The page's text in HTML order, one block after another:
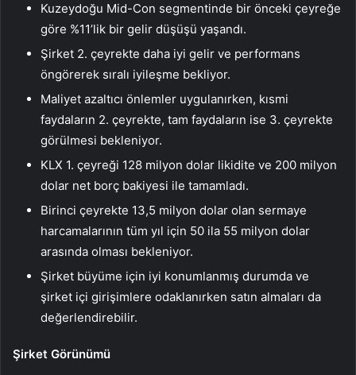
Kuzeydoğu Mid-Con segmentinde bir önceki çeyreğe
göre %11’lik bir gelir düşüşü yaşandı.
Şirket 2. çeyrekte daha iyi gelir ve performans
öngörerek sıralı iyileşme bekliyor.
Maliyet azaltıcı önlemler uygulanırken, kısmi
faydaların 2. çeyrekte, tam faydaların ise 3. çeyrekte
görülmesi bekleniyor.
KLX 1. çeyreği 128 milyon dolar likidite ve 200 milyon
dolar net borç bakiyesi ile tamamladı.
Birinci çeyrekte 13,5 milyon dolar olan sermaye
harcamalarının tüm yıl için 50 ila 55 milyon dolar
arasında olması bekleniyor.
Şirket büyüme için iyi konumlanmış durumda ve
şirket içi girişimlere odaklanırken satın almaları da
değerlendirebilir.
Şirket Görünümü